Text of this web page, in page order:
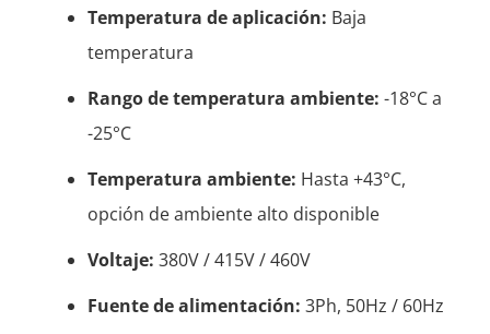
Temperatura de aplicación: Baja
temperatura
Rango de temperatura ambiente: -18°C a
-25°C
Temperatura ambiente: Hasta +43°C,
opción de ambiente alto disponible
Voltaje: 380V / 415V / 460V
Fuente de alimentación: 3Ph, 50Hz / 60Hz